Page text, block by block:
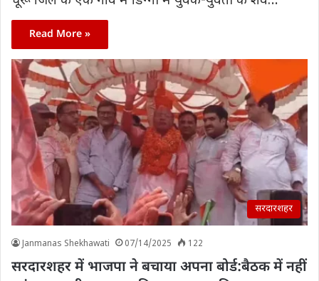
Read More »
सरदारशहर
Janmanas Shekhawati 07/14/2025 122
सरदारशहर में भाजपा ने बचाया अपना बोर्ड:बैठक में नहीं